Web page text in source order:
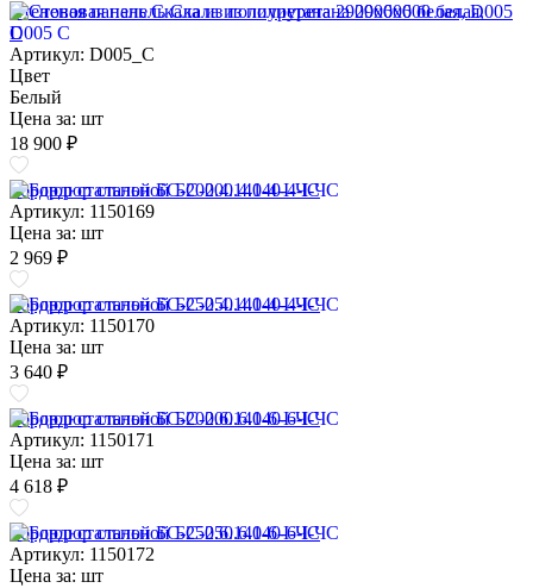
Стеновая панель Скала из полиуретана 2900х600 белая, D005
C
Артикул: D005_C
Цвет
Белый
Цена за: шт
18 900 ₽
Бордюр стальной БС-200.4.140-4-I-ЧС
Артикул: 1150169
Цена за: шт
2 969 ₽
Бордюр стальной БС-250.4.140-4-I-ЧС
Артикул: 1150170
Цена за: шт
3 640 ₽
Бордюр стальной БС-200.6.140-6-I-ЧС
Артикул: 1150171
Цена за: шт
4 618 ₽
Бордюр стальной БС-250.6.140-6-I-ЧС
Артикул: 1150172
Цена за: шт